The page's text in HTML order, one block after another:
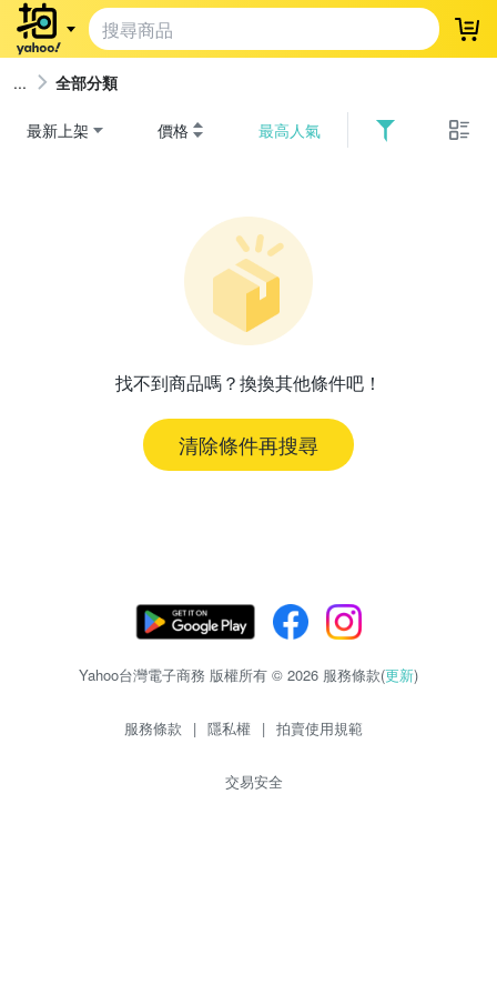
登
全部分類
最新上架 價格 最高人氣
找不到商品嗎？換換其他條件吧！
清除條件再搜尋
Yahoo台灣電子商務 版權所有 © 2026 服務條款(更新)
服務條款 | 隱私權 | 拍賣使用規範
交易安全